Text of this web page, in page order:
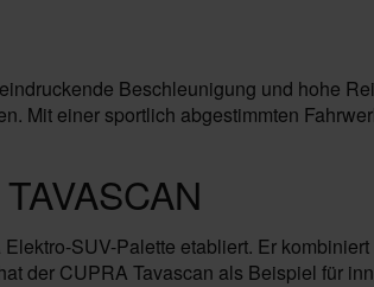
Beschleunigung und hohe
Mit einer sportlich abgestimmten
SUV-Palette etabliert. Er
der CUPRA Tavascan als Beispiel für